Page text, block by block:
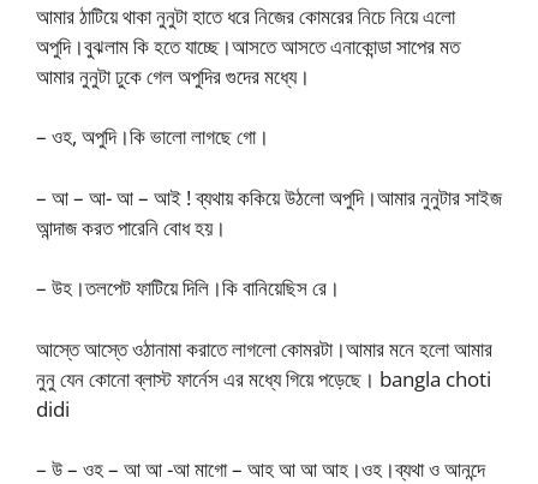
আমার ঠাটিয়ে থাকা নুনুটা হাতে ধরে নিজের কোমরের নিচে নিয়ে এলো
অপুদি।বুঝলাম কি হতে যাচ্ছে।আসতে আসতে এনাকোন্ডা সাপের মত
আমার নুনুটা ঢুকে গেল অপুদির গুদের মধ্যে।
– ওহ, অপুদি।কি ভালো লাগছে গো।
– আ – আ- আ – আই ! ব্যথায় ককিয়ে উঠলো অপুদি।আমার নুনুটার সাইজ
আন্দাজ করত পারেনি বোধ হয়।
– উহ।তলপেট ফাটিয়ে দিলি।কি বানিয়েছিস রে।
আস্তে আস্তে ওঠানামা করাতে লাগলো কোমরটা।আমার মনে হলো আমার
নুনু যেন কোনো ব্লাস্ট ফার্নেস এর মধ্যে গিয়ে পড়েছে। bangla choti
didi
– উ – ওহ – আ আ -আ মাগো – আহ আ আ আহ।ওহ।ব্যথা ও আনন্দে